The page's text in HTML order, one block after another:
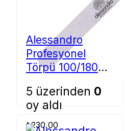
Alessandro
Profesyonel
Törpü 100/180
5 üzerinden 0
oy aldı
₺230,00